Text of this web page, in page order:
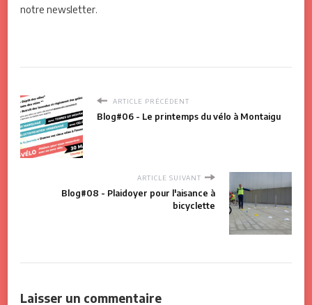
notre newsletter.
ARTICLE PRÉCÉDENT
Blog#06 - Le printemps du vélo à Montaigu
ARTICLE SUIVANT
Blog#08 - Plaidoyer pour l'aisance à
bicyclette
Laisser un commentaire